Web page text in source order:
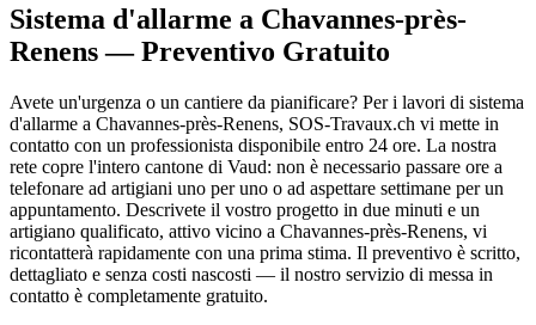
Sistema d'allarme a Chavannes-près-
Renens — Preventivo Gratuito
Avete un'urgenza o un cantiere da pianificare? Per i lavori di sistema
d'allarme a Chavannes-près-Renens, SOS-Travaux.ch vi mette in
contatto con un professionista disponibile entro 24 ore. La nostra
rete copre l'intero cantone di Vaud: non è necessario passare ore a
telefonare ad artigiani uno per uno o ad aspettare settimane per un
appuntamento. Descrivete il vostro progetto in due minuti e un
artigiano qualificato, attivo vicino a Chavannes-près-Renens, vi
ricontatterà rapidamente con una prima stima. Il preventivo è scritto,
dettagliato e senza costi nascosti — il nostro servizio di messa in
contatto è completamente gratuito.